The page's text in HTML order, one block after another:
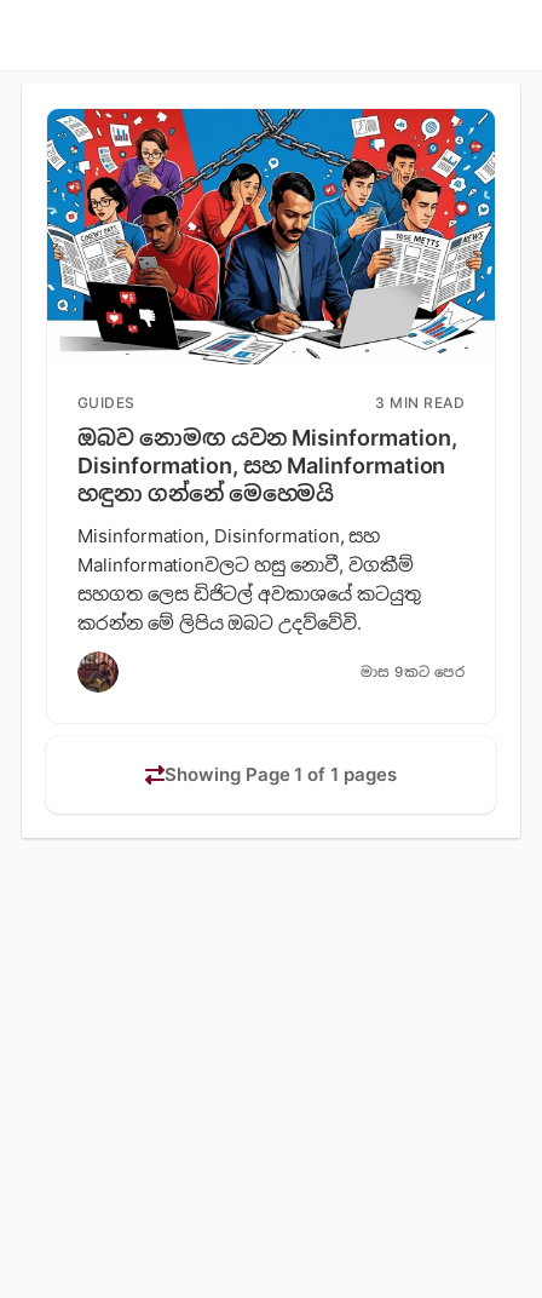
GUIDES 3 MIN READ
ඔබව නොමඟ යවන Misinformation,
Disinformation, සහ Malinformation
හඳුනා ගන්නේ මෙහෙමයි
Misinformation, Disinformation, සහ
Malinformationවලට හසු නොවී, වගකීම්
සහගත ලෙස ඩිජිටල් අවකාශයේ කටයුතු
කරන්න මේ ලිපිය ඔබට උදව්වේවි.
මාස 9කට පෙර
Showing Page 1 of 1 pages